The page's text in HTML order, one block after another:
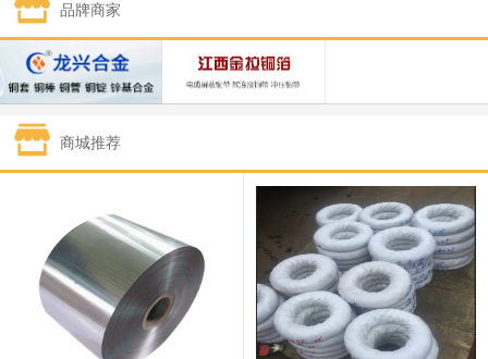
1#锡 434,000—436,000
1#镍 129,550—130,750
1#白银 15,100—15,110 15,105 -70
钯金
331,000 -10,000
89,000—95,000 92,000 1,000
2#锑 85,000—91,000 88,000 1,000
1#镁 17,000—18,000 17,500 0
品牌商家
商城推荐